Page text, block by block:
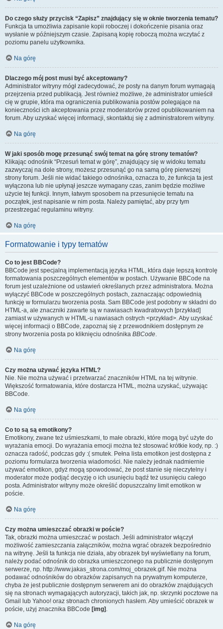
Do czego służy przycisk “Zapisz” znajdujący się w oknie tworzenia tematu?
Funkcja ta umożliwia zapisanie kopii roboczej i dokończenie pisania oraz
wysłanie w późniejszym czasie. Zapisaną kopię roboczą można wczytać z
poziomu panelu użytkownika.
Na górę
Dlaczego mój post musi być akceptowany?
Administrator witryny mógł zadecydować, że posty na danym forum wymagają
przejrzenia przed publikacją. Jest również możliwe, że administrator umieścił
cię w grupie, która ma ograniczenia publikowania postów polegające na
konieczności ich akceptowania przez moderatorów przed opublikowaniem na
forum. Aby uzyskać więcej informacji, skontaktuj się z administratorem witryny.
Na górę
W jaki sposób mogę przesunąć swój temat na górę strony tematów?
Klikając odnośnik “Przesuń temat w górę”, znajdujący się w widoku tematu
zazwyczaj na dole strony, możesz przesunąć go na samą górę pierwszej
strony forum. Jeśli nie widać takiego odnośnika, oznacza to, że funkcja ta jest
wyłączona lub nie upłynął jeszcze wymagany czas, zanim będzie możliwe
użycie tej funkcji. Innym, łatwym sposobem na przesunięcie tematu na
początek, jest napisanie w nim posta. Należy pamiętać, aby przy tym
przestrzegać regulaminu witryny.
Na górę
Formatowanie i typy tematów
Co to jest BBCode?
BBCode jest specjalną implementacją języka HTML, która daje lepszą kontrolę
formatowania poszczególnych elementów w postach. Używanie BBCode na
forum jest uzależnione od ustawień określanych przez administratora. Można
wyłączyć BBCode w poszczególnych postach, zaznaczając odpowiednią
funkcję w formularzu tworzenia posta. Sam BBCode jest podobny w składni do
HTML-a, ale znaczniki zawarte są w nawiasach kwadratowych [przykład]
zamiast w używanych w HTML-u nawiasach ostrych <przykład>. Aby uzyskać
więcej informacji o BBCode, zapoznaj się z przewodnikiem dostępnym ze
strony tworzenia posta po kliknięciu odnośnika BBCode.
Na górę
Czy można używać języka HTML?
Nie. Nie można używać i przetwarzać znaczników HTML na tej witrynie.
Większość formatowania, które dostarcza HTML, można uzyskać, używając
BBCode.
Na górę
Co to są są emotikony?
Emotikony, zwane też uśmieszkami, to małe obrazki, które mogą być użyte do
wyrażania emocji. Do wyrażania emocji można też stosować krótkie kody, np. :)
oznacza radość, podczas gdy :( smutek. Pełna lista emotikon jest dostępna z
poziomu formularza tworzenia wiadomości. Nie należy jednak nadmiernie
używać emotikon, gdyż mogą spowodować, że post stanie się nieczytelny i
moderator może podjąć decyzję o ich usunięciu bądź też usunięciu całego
posta. Administrator witryny może określić dopuszczalny limit emotikon w
poście.
Na górę
Czy można umieszczać obrazki w poście?
Tak, obrazki można umieszczać w postach. Jeśli administrator włączył
możliwość zamieszczania załączników, można wgrać obrazek bezpośrednio
na witrynę. Jeśli ta funkcja nie działa, aby obrazek był wyświetlany na forum,
należy podać odnośnik do obrazka umieszczonego na publicznie dostępnym
serwerze, np. http://www.jakas_strona.com/moj_obrazek.gif. Nie można
podawać odnośników do obrazków zapisanych na prywatnym komputerze,
chyba że jest publicznie dostępnym serwerem ani do obrazków znajdujących
się na stronach wymagających autoryzacji, takich jak, np. skrzynki pocztowe na
Gmail lub Yahoo! oraz stronach chronionych hasłem. Aby umieścić obrazek w
poście, użyj znacznika BBCode [img] .
Na górę